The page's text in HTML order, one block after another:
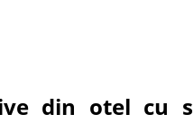
din otel cu